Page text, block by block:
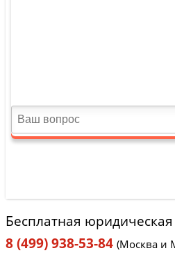
Бесплатная
8 (499) 938-53-84 (Москва и